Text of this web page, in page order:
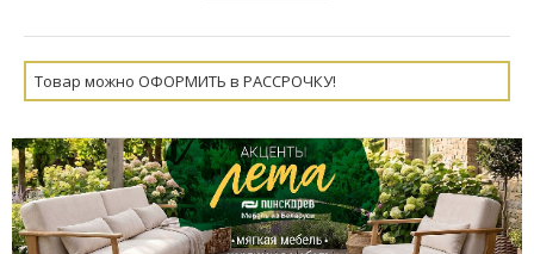
Товар можно ОФОРМИТЬ в РАССРОЧКУ!